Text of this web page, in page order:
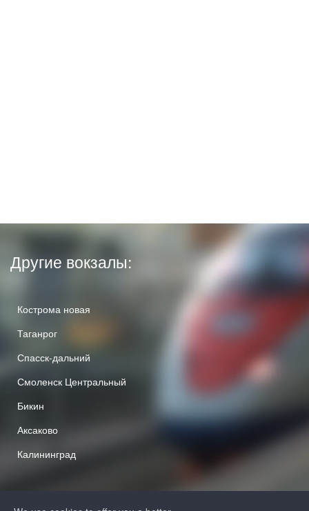
Другие вокзалы:
Кострома новая
Таганрог
Спасск-дальний
Смоленск Центральный
Бикин
Аксаково
Калининград